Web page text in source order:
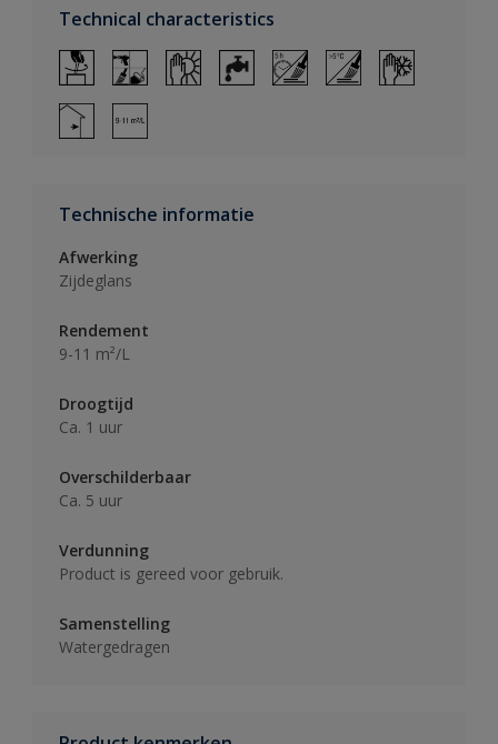
Technical characteristics
Technische informatie
Afwerking
Zijdeglans
Rendement
9-11 m²/L
Droogtijd
Ca. 1 uur
Overschilderbaar
Ca. 5 uur
Verdunning
Product is gereed voor gebruik.
Samenstelling
Watergedragen